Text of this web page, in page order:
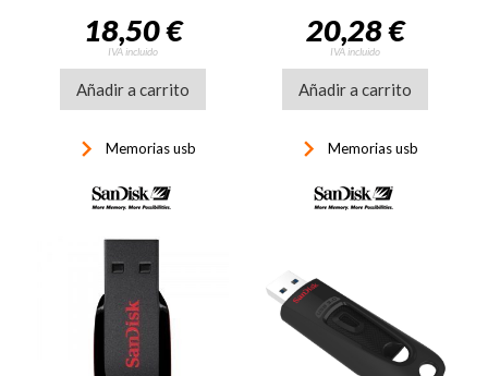
18,50 €
IVA incluido
Añadir a carrito
keyboard_arrow_right Memorias usb
20,28 €
IVA incluido
Añadir a carrito
keyboard_arrow_right Memorias usb